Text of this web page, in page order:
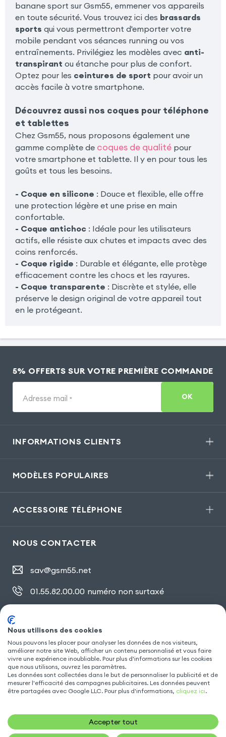
banane sport sur Gsm55, emmener vos appareils
en toute sécurité. Vous trouvez ici des brassards
sports qui vous permettront d'emporter votre
mobile pendant vos séances running ou vos
entraînements. Privilégiez les modèles avec anti-
transpirant ou étanche pour plus de confort.
Optez pour les ceintures de sport pour avoir un
accès facile à votre smartphone.
Découvrez aussi nos coques pour téléphone
et tablettes
Chez Gsm55, nous proposons également une
gamme complète de coques de qualitépour
votre smartphone et tablette. Il y en pour tous les
goûts et tous les besoins.
- Coque en silicone : Douce et flexible, elle offre
une protection légère et une prise en main
confortable.
- Coque antichoc: Idéale pour les utilisateurs
actifs, elle résiste aux chutes et impacts avec des
coins renforcés.
- Coque rigide : Durable et élégante, elle protège
efficacement contre les chocs et les rayures.
- Coque transparente : Discrète et stylée, elle
préserve le design original de votre appareil tout
en le protégeant.
5% OFFERTS SUR VOTRE PREMIÈRE COMMANDE
Adresse mail * OK
INFORMATIONS CLIENTS
MODÈLES POPULAIRES
ACCESSOIRE TÉLÉPHONE
NOUS CONTACTER
sav@gsm55.net
01.55.82.00.00 numéro non surtaxé
SUIVEZ NOUS
Nous utilisons des cookies
Nous pouvons les placer pour analyser les données de nos visiteurs,
améliorer notre site Web, afficher un contenu personnalisé et vous faire
vivre une expérience inoubliable. Pour plus d'informations sur les cookies
que nous utilisons, ouvrez les paramètres.
Les données sont collectées dans le but de personnaliser la publicité et de
mesurer l'efficacité des campagnes publicitaires. Les données peuvent
être partagées avec Google LLC. Pour plus d'informations, cliquez ici.
Accepter tout